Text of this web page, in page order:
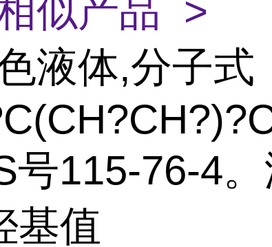
似产品 >
液体,分子式
号115-76-4
基值